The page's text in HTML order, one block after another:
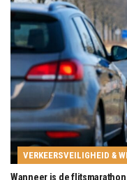
VERKEERSVEILIGHEID &
Wanneer is de